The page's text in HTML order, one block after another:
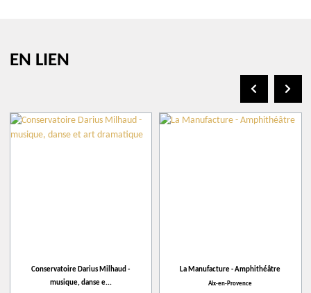
La Manufacture - Amphithéâtre
EN LIEN
Conservatoire Darius Milhaud -
musique, danse e...
La Manufacture - Amphithéâtre
Aix-en-Provence